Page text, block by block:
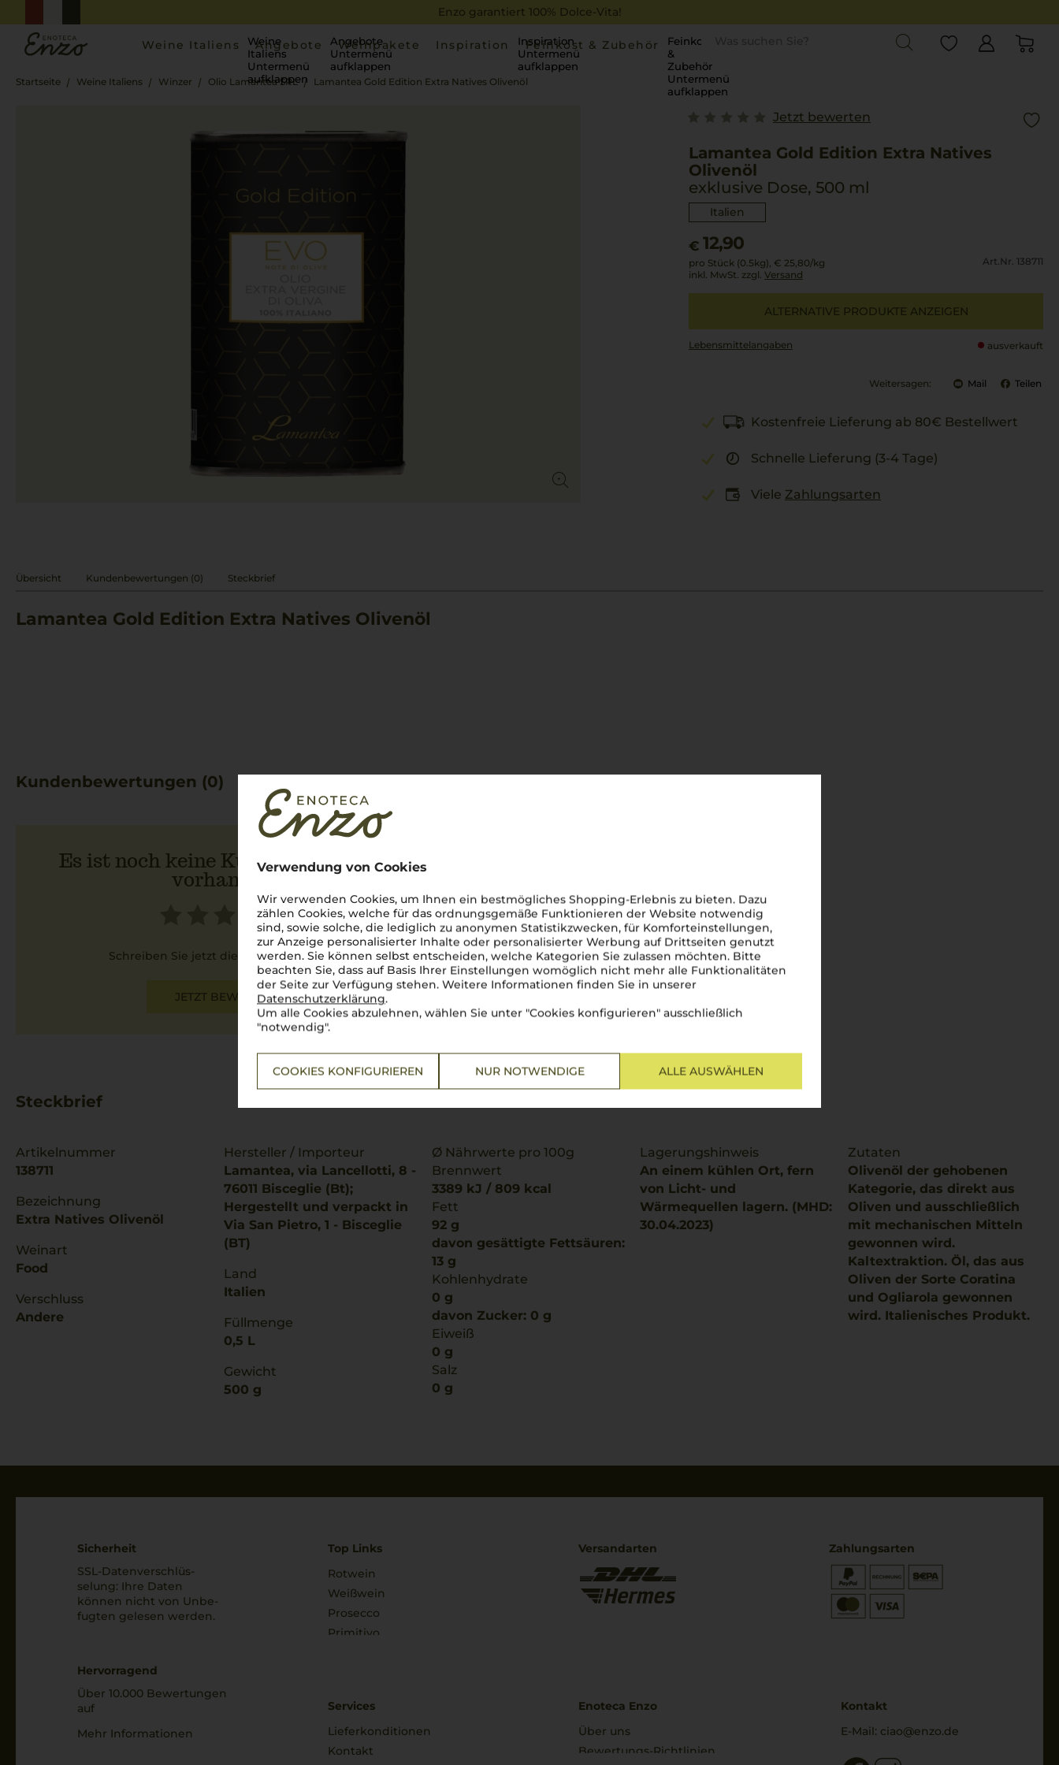
Verwendung von Cookies
Wir verwenden Cookies, um Ihnen ein bestmögliches Shopping-Erlebnis zu bieten. Dazu
zählen Cookies, welche für das ordnungsgemäße Funktionieren der Website notwendig
sind, sowie solche, die lediglich zu anonymen Statistikzwecken, für Komforteinstellungen,
zur Anzeige personalisierter Inhalte oder personalisierter Werbung auf Drittseiten genutzt
werden. Sie können selbst entscheiden, welche Kategorien Sie zulassen möchten. Bitte
beachten Sie, dass auf Basis Ihrer Einstellungen womöglich nicht mehr alle Funktionalitäten
der Seite zur Verfügung stehen. Weitere Informationen finden Sie in unserer
Datenschutzerklärung.
Um alle Cookies abzulehnen, wählen Sie unter "Cookies konfigurieren" ausschließlich
"notwendig".
COOKIES KONFIGURIEREN NUR NOTWENDIGE ALLE AUSWÄHLEN
Enzo garantiert 100% Dolce-Vita!
Weine Italiens
Weine
Italiens
Untermenü
aufklappen
Angebote
Angebote
Untermenü
aufklappen
Weinpakete Inspiration
Inspiration
Untermenü
aufklappen
Feinkost & Zubehör
Feinkost
&
Zubehör
Untermenü
aufklappen
Startseite Weine Italiens Winzer Olio Lamantea SRL Lamantea Gold Edition Extra Natives Olivenöl
Jetzt bewerten
Lamantea Gold Edition Extra Natives
Olivenöl
exklusive Dose, 500 ml
Italien
€ 12,90
pro Stück (0.5kg), € 25,80/kg
inkl. MwSt. zzgl. Versand
Art.Nr. 138711
ALTERNATIVE PRODUKTE ANZEIGEN
Lebensmittel­angaben ausverkauft
Weitersagen: Mail Teilen
Kostenfreie Lieferung ab 80€ Bestellwert
Schnelle Lieferung (3-4 Tage)
Viele Zahlungsarten
Übersicht Kundenbewertungen (0) Steckbrief
Lamantea Gold Edition Extra Natives Olivenöl
Kundenbewertungen (0)
Es ist noch keine Kundenbewertung
vorhanden.
Schreiben Sie jetzt die erste Bewertung!
JETZT BEWERTEN
Steckbrief
Artikelnummer
138711
Bezeichnung
Extra Natives Olivenöl
Weinart
Food
Verschluss
Andere
Hersteller / Importeur
Lamantea, via Lancellotti, 8 -
76011 Bisceglie (Bt);
Hergestellt und verpackt in
Via San Pietro, 1 - Bisceglie
(BT)
Land
Italien
Füllmenge
0,5 L
Gewicht
500 g
Ø Nährwerte pro 100g
Brennwert
3389 kJ / 809 kcal
Fett
92 g
davon gesättigte Fettsäuren:
13 g
Kohlenhydrate
0 g
davon Zucker: 0 g
Eiweiß
0 g
Salz
0 g
Lagerungshinweis
An einem kühlen Ort, fern
von Licht- und
Wärmequellen lagern. (MHD:
30.04.2023)
Zutaten
Olivenöl der gehobenen
Kategorie, das direkt aus
Oliven und ausschließlich
mit mechanischen Mitteln
gewonnen wird.
Kaltextraktion. Öl, das aus
Oliven der Sorte Coratina
und Ogliarola gewonnen
wird. Italienisches Produkt.
Sicherheit
SSL-Daten­verschlüs­
selung: Ihre Daten
können nicht von Unbe­
fugten gelesen werden.
Hervorragend
Über 10.000 Bewertungen
auf
Mehr Informationen
Top Links
Rotwein
Weißwein
Prosecco
Primitivo
Services
Lieferkonditionen
Kontakt
Versandarten
Enoteca Enzo
Über uns
Bewertungs-Richtlinien
Zahlungsarten
Kontakt
E-Mail: ciao@enzo.de